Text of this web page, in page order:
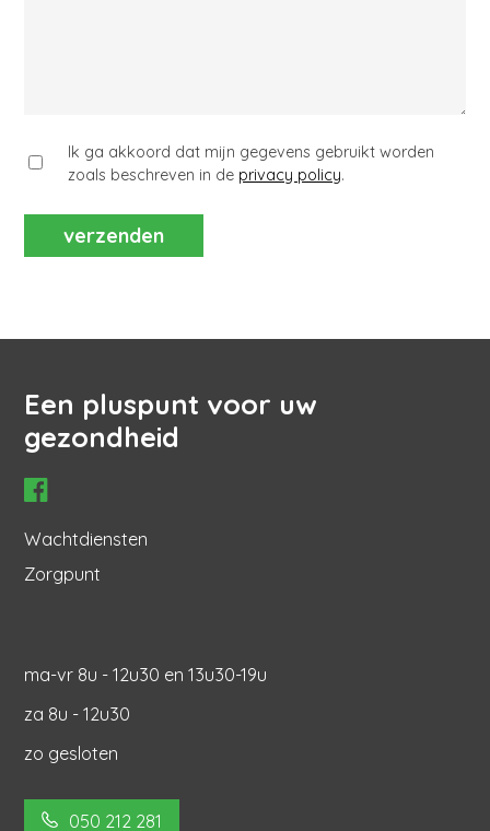
Ik ga akkoord dat mijn gegevens gebruikt worden
zoals beschreven in de privacy policy.
Een pluspunt voor uw
gezondheid
Hoofdnavigatie
Wachtdiensten
Zorgpunt
ma-vr 8u - 12u30 en 13u30-19u
za 8u - 12u30
zo gesloten
050 212 281